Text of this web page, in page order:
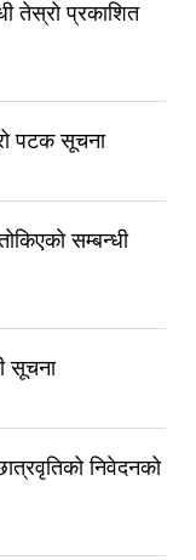
तेस्रो प्रकाशित
पटक सूचना
सम्बन्धी
सूचना
निवेदनको